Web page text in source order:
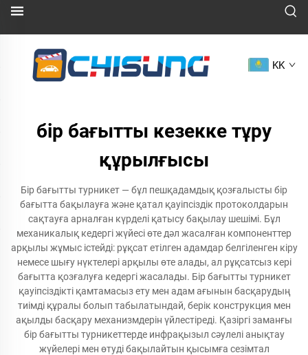
KK
бір бағытты кезекке тұру
құрылғысы
Бір бағытты турникет — бұл пешқадамдық қозғалысты бір
бағытта бақылауға және қатал қауіпсіздік протоколдарын
сақтауға арналған күрделі қатысу бақылау шешімі. Бұл
механикалық кедергі жүйесі өте дәл жасалған компоненттер
арқылы жұмыс істейді: рұқсат етілген адамдар белгіленген кіру
немесе шығу нүктелері арқылы өте алады, ал рұқсатсыз кері
бағытта қозғалуға кедергі жасалады. Бір бағытты турникет
қауіпсіздікті қамтамасыз ету мен адам ағынын басқарудың
тиімді құралы болып табылатындай, берік конструкция мен
ақылды басқару механизмдерін үйлестіреді. Қазіргі заманғы
бір бағытты турникеттерде инфрақызыл сәулелі анықтау
жүйелері мен өтуді бақылайтын қысымға сезімтал